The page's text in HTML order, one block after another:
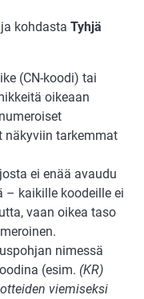
kohdasta Tyhjä
(CN-koodi) tai
oikeaan
näkyviin tarkemmat
ei enää avaudu
– kaikille koodeille ei
vaan oikea taso
nimessä
(esim. (KR)
viemiseksi